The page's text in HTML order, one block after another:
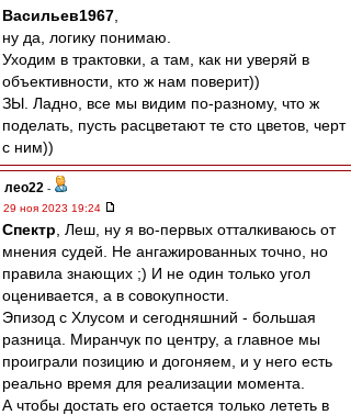
Васильев1967
ну да, логику понимаю.
Уходим в трактовки, а там, как ни уверяй в
объективности, кто ж нам поверит))
ЗЫ. Ладно, все мы видим по-разному, что ж
поделать, пусть расцветают те сто цветов, черт
с ним))
лео22 -
29 ноя 2023 19:24
Спектр , Леш, ну я во-первых отталкиваюсь от
мнения судей. Не ангажированных точно, но
правила знающих ;) И не один только угол
оценивается, а в совокупности.
Эпизод с Хлусом и сегодняшний - большая
разница. Миранчук по центру, а главное мы
проиграли позицию и догоняем, и у него есть
реально время для реализации момента.
А чтобы достать его остается только лететь в